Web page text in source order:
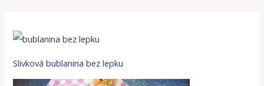
Slivková bublanina bez lepku